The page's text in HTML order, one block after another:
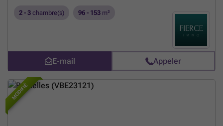
2 - 3 chambre(s) 96 - 153 m²
E-mail Appeler
MODIFIÉ